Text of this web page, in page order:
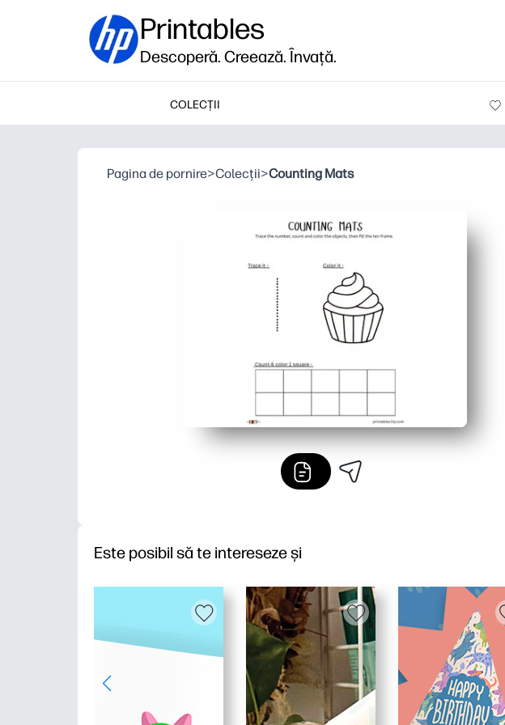
Printables
Descoperă. Creează. Învață.
COLECȚII
Pagina de pornire>Colecții>Counting Mats
Este posibil să te intereseze și